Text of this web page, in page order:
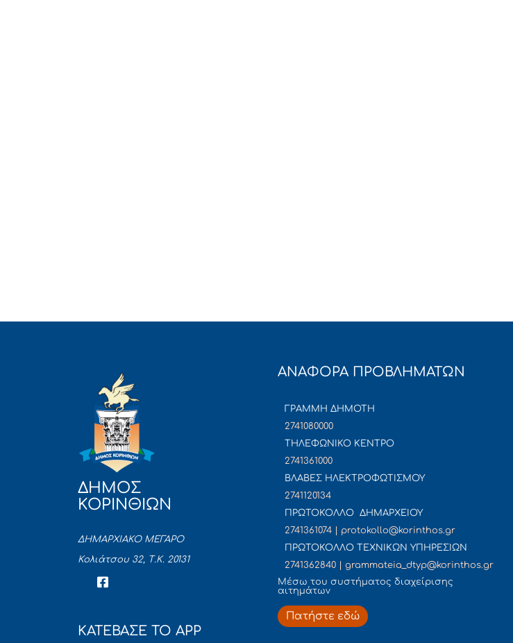
ΔΗΜΟΣ
ΚΟΡΙΝΘΙΩΝ
ΔΗΜΑΡΧΙΑΚΟ ΜΕΓΑΡΟ
Κολιάτσου 32, Τ.Κ. 20131
ΚΑΤΕΒΑΣΕ ΤΟ APP
ΑΝΑΦΟΡΑ ΠΡΟΒΛΗΜΑΤΩΝ
ΓΡΑΜΜΗ ΔΗΜΟΤΗ
2741080000
ΤΗΛΕΦΩΝΙΚΟ ΚΕΝΤΡΟ
2741361000
ΒΛΑΒΕΣ ΗΛΕΚΤΡΟΦΩΤΙΣΜΟΥ
2741120134
ΠΡΩΤΟΚΟΛΛΟ ΔΗΜΑΡΧΕΙΟΥ
2741361074 | protokollo@korinthos.gr
ΠΡΩΤΟΚΟΛΛΟ ΤΕΧΝΙΚΩΝ ΥΠΗΡΕΣΙΩΝ
2741362840 | grammateia_dtyp@korinthos.gr
Mέσω του συστήματος διαχείρισης
αιτημάτων
Πατήστε εδώ